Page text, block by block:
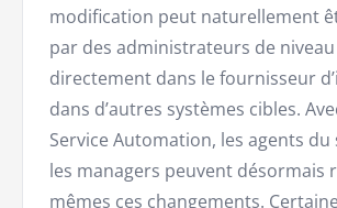
modification peut naturellement
par des administrateurs de niveau
directement dans le fournisseur
dans d’autres systèmes cibles.
Service Automation, les agents
les managers peuvent désormais
mêmes ces changements.